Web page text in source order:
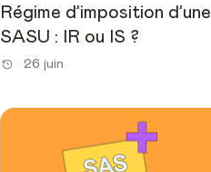
Régime d’imposition d’une
SASU : IR ou IS ?
26 juin